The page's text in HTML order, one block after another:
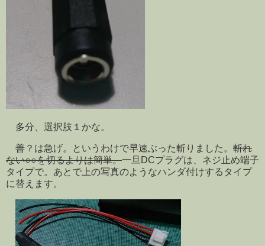
多分、選択肢１かな。
善？は急げ。というわけで早速ぶった斬りました。 斬れ
ない○○を切るよりは簡単。一旦DCプラグは、ネジ止め端子
タイプで。あとで上の写真のようなハンダ付けするタイプ
に替えます。